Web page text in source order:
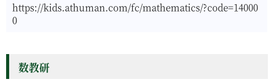
https://kids.athuman.com/fc/mathematics/?code=14000
0
数教研